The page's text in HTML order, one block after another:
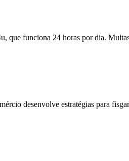
que funciona 24 horas por dia.
desenvolve estratégias para